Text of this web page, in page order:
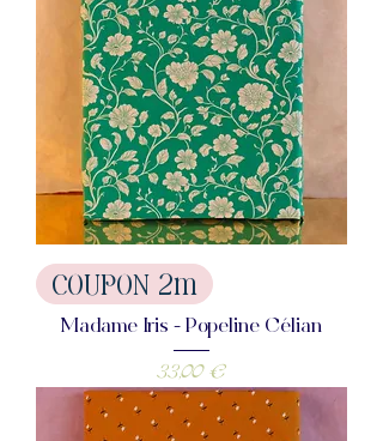
COUPON 2m
Madame Iris - Popeline Célian
Prix
33,00 €